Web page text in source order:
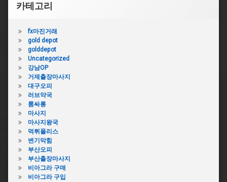
카테고리
fx마진거래
gold depot
golddepot
Uncategorized
강남OP
거제출장마사지
대구오피
러브약국
룸싸롱
마사지
마사지왕국
먹튀폴리스
변기막힘
부산오피
부산출장마사지
비아그라 구매
비아그라 구입